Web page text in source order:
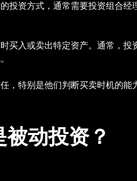
投资方式，通常需要投资组合
买入或卖出特定资产。通常，
，特别是他们判断买卖时机的
被动投资？